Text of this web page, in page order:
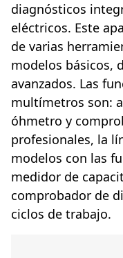
diagnósticos
eléctricos. Este
de varias
modelos básicos,
avanzados. Las
multímetros son:
óhmetro y
profesionales, la
modelos con las
medidor de
comprobador de
ciclos de trabajo.